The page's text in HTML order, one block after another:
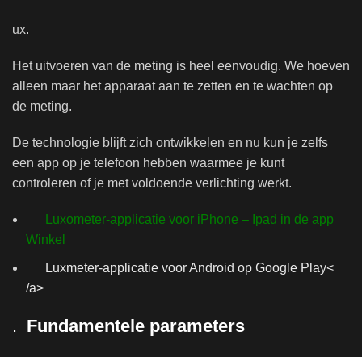
ux.
Het uitvoeren van de meting is heel eenvoudig. We hoeven
alleen maar het apparaat aan te zetten en te wachten op
de meting.
De technologie blijft zich ontwikkelen en nu kun je zelfs
een app op je telefoon hebben waarmee je kunt
controleren of je met voldoende verlichting werkt.
Luxometer-applicatie voor iPhone – Ipad in de app
Winkel
Luxmeter-applicatie voor Android op Google Play<
/a>
. Fundamentele parameters